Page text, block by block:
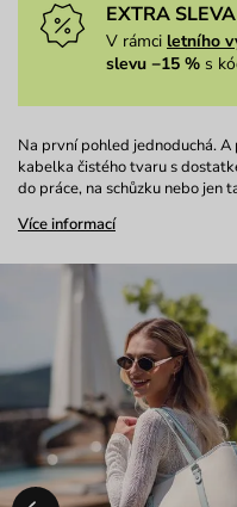
EXTRA
V rámci letního
slevu −15 % s
Na první pohled jednoduchá.
kabelka čistého tvaru s
do práce, na schůzku nebo jen
Více informací